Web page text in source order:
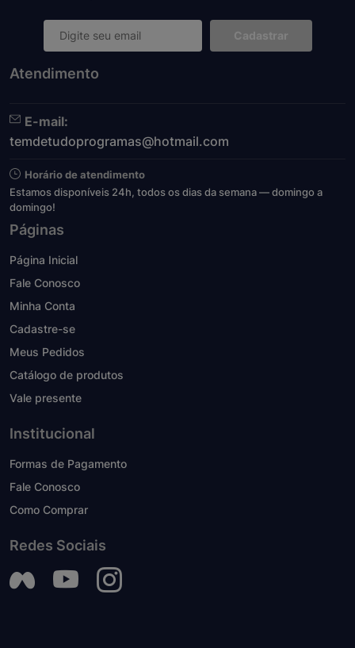
Cadastrar
Atendimento
E-mail:
temdetudoprogramas@hotmail.com
Horário de atendimento
Estamos disponíveis 24h, todos os dias da semana — domingo a
domingo!
Páginas
Página Inicial
Fale Conosco
Minha Conta
Cadastre-se
Meus Pedidos
Catálogo de produtos
Vale presente
Institucional
Formas de Pagamento
Fale Conosco
Como Comprar
Redes Sociais